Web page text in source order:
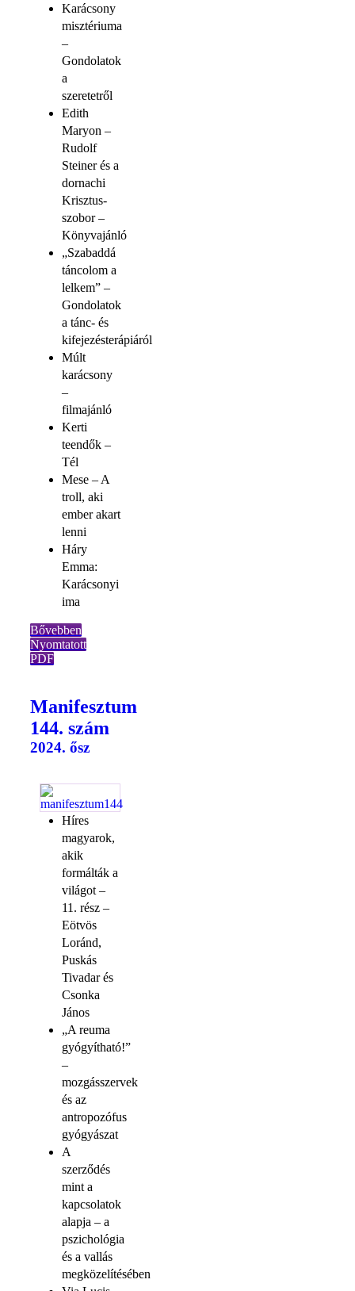
Karácsony
misztériuma
–
Gondolatok
a
szeretetről
Edith
Maryon –
Rudolf
Steiner és a
dornachi
Krisztus-
szobor –
Könyvajánló
„Szabaddá
táncolom a
lelkem” –
Gondolatok
a tánc- és
kifejezésterápiáról
Múlt
karácsony
–
filmajánló
Kerti
teendők –
Tél
Mese – A
troll, aki
ember akart
lenni
Háry
Emma:
Karácsonyi
ima
Bővebben
Nyomtatott
PDF
Manifesztum
144. szám
2024. ősz
Híres
magyarok,
akik
formálták a
világot –
11. rész –
Eötvös
Loránd,
Puskás
Tivadar és
Csonka
János
„A reuma
gyógyítható!”
–
mozgásszervek
és az
antropozófus
gyógyászat
A
szerződés
mint a
kapcsolatok
alapja – a
pszichológia
és a vallás
megközelítésében